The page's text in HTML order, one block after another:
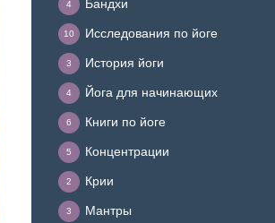
Бандхи
4
Исследования по йоге
10
История йоги
3
Йога для начинающих
4
Книги по йоге
6
Концентрации
5
Крии
2
Мантры
3